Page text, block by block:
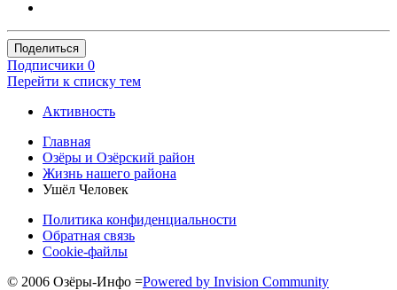
Поделиться
Подписчики 0
Перейти к списку тем
Активность
Главная
Озёры и Озёрский район
Жизнь нашего района
Ушёл Человек
Политика конфиденциальности
Обратная связь
Cookie-файлы
© 2006 Озёры-Инфо =Powered by Invision Community